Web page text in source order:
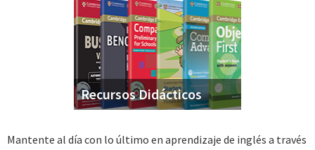
Recursos Didácticos
Mantente al día con lo último en aprendizaje de inglés a través